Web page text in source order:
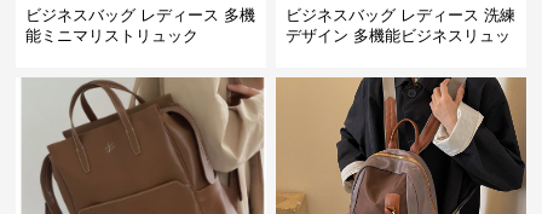
ビジネスバッグ レディース 多機
能ミニマリストリュック
ビジネスバッグ レディース 洗練
デザイン 多機能ビジネスリュッ